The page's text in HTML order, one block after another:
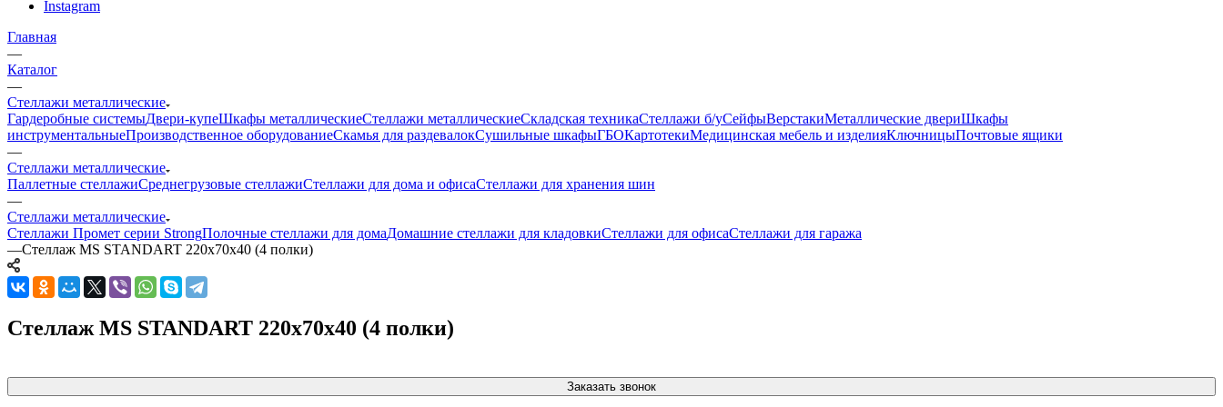
Instagram
Главная
—
Каталог
—
Стеллажи металлические
Гардеробные системыДвери-купеШкафы металлическиеСтеллажи металлическиеСкладская техникаСтеллажи б/уСейфыВерстакиМеталлические двериШкафы
инструментальныеПроизводственное оборудованиеСкамья для раздевалокСушильные шкафыГБОКартотекиМедицинская мебель и изделияКлючницыПочтовые ящики
—
Стеллажи металлические
Паллетные стеллажиСреднегрузовые стеллажиСтеллажи для дома и офисаСтеллажи для хранения шин
—
Стеллажи металлические
Стеллажи Промет серии StrongПолочные стеллажи для домаДомашние стеллажи для кладовкиСтеллажи для офисаСтеллажи для гаража
—Стеллаж MS STANDART 220х70х40 (4 полки)
Стеллаж MS STANDART 220х70х40 (4 полки)
Заказать звонок